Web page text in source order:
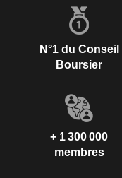
N°1 du Conseil
Boursier
+ 1 300 000
membres